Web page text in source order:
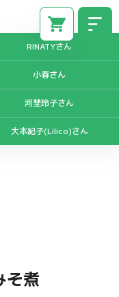
RINATYさん
小春さん
河埜玲子さん
大本紀子(Lilico)さん
そ煮